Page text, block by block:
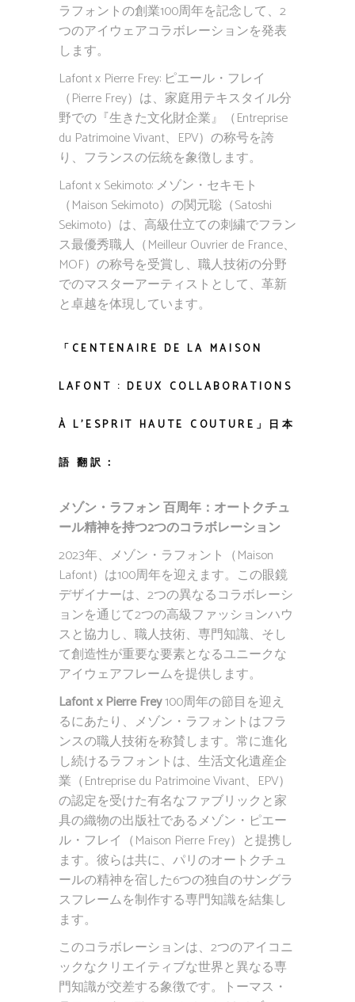
ラフォントの創業100周年を記念して、2
つのアイウェアコラボレーションを発表
します。
Lafont x Pierre Frey: ピエール・フレイ
（Pierre Frey）は、家庭用テキスタイル分
野での『生きた文化財企業』（Entreprise
du Patrimoine Vivant、EPV）の称号を誇
り、フランスの伝統を象徴します。
Lafont x Sekimoto: メゾン・セキモト
（Maison Sekimoto）の関元聡（Satoshi
Sekimoto）は、高級仕立ての刺繍でフラン
ス最優秀職人（Meilleur Ouvrier de France、
MOF）の称号を受賞し、職人技術の分野
でのマスターアーティストとして、革新
と卓越を体現しています。
「CENTENAIRE DE LA MAISON
LAFONT : DEUX COLLABORATIONS
À L’ESPRIT HAUTE COUTURE」日本
語 翻訳：
メゾン・ラフォン 百周年：オートクチュ
ール精神を持つ2つのコラボレーション
2023年、メゾン・ラフォント（Maison
Lafont）は100周年を迎えます。この眼鏡
デザイナーは、2つの異なるコラボレーシ
ョンを通じて2つの高級ファッションハウ
スと協力し、職人技術、専門知識、そし
て創造性が重要な要素となるユニークな
アイウェアフレームを提供します。
Lafont x Pierre Frey100周年の節目を迎え
るにあたり、メゾン・ラフォントはフラ
ンスの職人技術を称賛します。常に進化
し続けるラフォントは、生活文化遺産企
業（Entreprise du Patrimoine Vivant、EPV）
の認定を受けた有名なファブリックと家
具の織物の出版社であるメゾン・ピエー
ル・フレイ（Maison Pierre Frey）と提携し
ます。彼らは共に、パリのオートクチュ
ールの精神を宿した6つの独自のサングラ
スフレームを制作する専門知識を結集し
ます。
このコラボレーションは、2つのアイコニ
ックなクリエイティブな世界と異なる専
門知識が交差する象徴です。トーマス・